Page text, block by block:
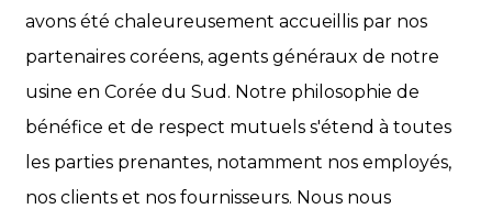
avons été chaleureusement accueillis par nos
partenaires coréens, agents généraux de notre
usine en Corée du Sud. Notre philosophie de
bénéfice et de respect mutuels s'étend à toutes
les parties prenantes, notamment nos employés,
nos clients et nos fournisseurs. Nous nous